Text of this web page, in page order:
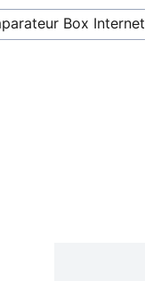
Box Internet